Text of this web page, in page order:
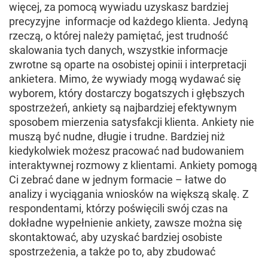
więcej, za pomocą wywiadu uzyskasz bardziej
precyzyjne informacje od każdego klienta. Jedyną
rzeczą, o której należy pamiętać, jest trudność
skalowania tych danych, wszystkie informacje
zwrotne są oparte na osobistej opinii i interpretacji
ankietera. Mimo, że wywiady mogą wydawać się
wyborem, który dostarczy bogatszych i głębszych
spostrzeżeń, ankiety są najbardziej efektywnym
sposobem mierzenia satysfakcji klienta. Ankiety nie
muszą być nudne, długie i trudne. Bardziej niż
kiedykolwiek możesz pracować nad budowaniem
interaktywnej rozmowy z klientami. Ankiety pomogą
Ci zebrać dane w jednym formacie – łatwe do
analizy i wyciągania wniosków na większą skalę. Z
respondentami, którzy poświęcili swój czas na
dokładne wypełnienie ankiety, zawsze można się
skontaktować, aby uzyskać bardziej osobiste
spostrzeżenia, a także po to, aby zbudować